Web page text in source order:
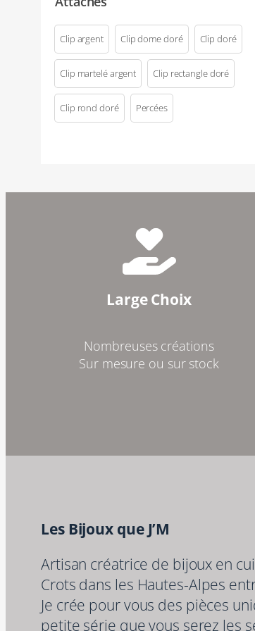
Clip argent Clip dome doré Clip doré
Clip martelé argent Clip rectangle doré
Clip rond doré Percées
Large Choix
Nombreuses créations
Sur mesure ou sur stock
Les Bijoux que J’M
Artisan créatrice de bijoux en
Crots dans les Hautes-Alpes
Je crée pour vous des pièces
petite série que vous serez les